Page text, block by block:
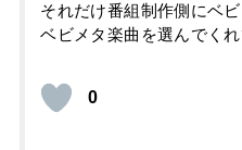
それだけ番組制作側にベ
ベビメタ楽曲を選んでくれ
0